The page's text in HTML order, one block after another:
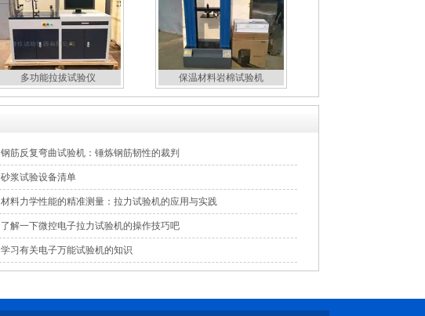
多功能拉拔试验仪 保温材料岩棉试验机
钢筋反复弯曲试验机：锤炼钢筋韧性的裁判
砂浆试验设备清单
材料力学性能的精准测量：拉力试验机的应用与实践
了解一下微控电子拉力试验机的操作技巧吧
学习有关电子万能试验机的知识